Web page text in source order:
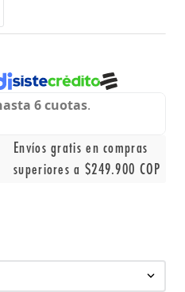
Envíos gratis en compras
superiores a $249.900 COP